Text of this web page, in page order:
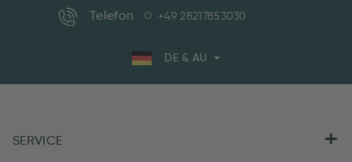
Telefon +49 28217853030
DE & AU
SERVICE